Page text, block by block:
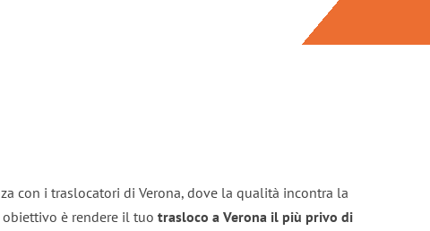
con i traslocatori di Verona, dove la qualità incontra la
è rendere il tuo trasloco a Verona il più privo di